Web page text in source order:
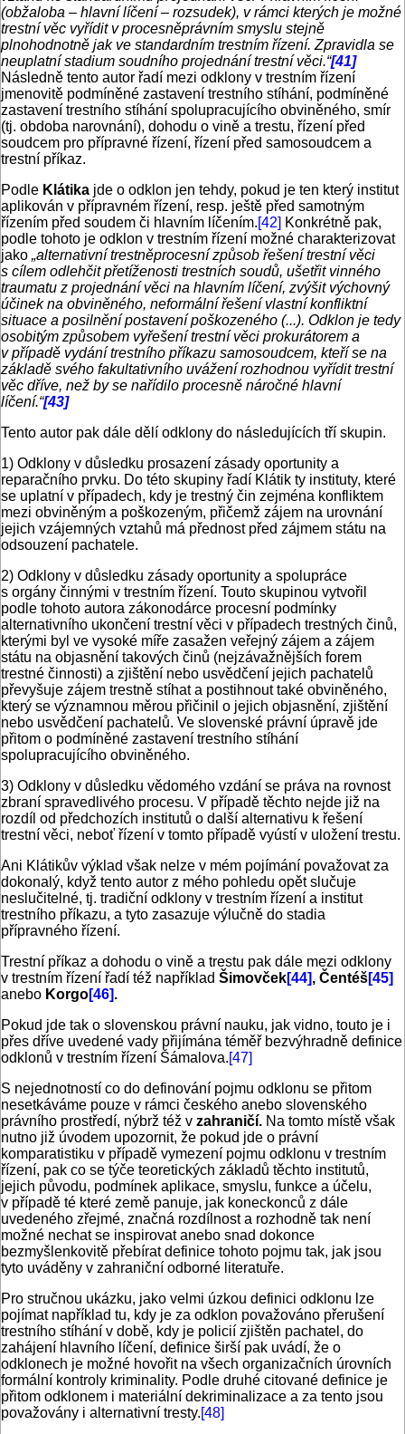
(obžaloba – hlavní líčení – rozsudek), v rámci kterých je možné
trestní věc vyřídit v procesněprávním smyslu stejně
plnohodnotně jak ve standardním trestním řízení. Zpravidla se
neuplatní stadium soudního projednání trestní věci.“[41]
Následně tento autor řadí mezi odklony v trestním řízení
jmenovitě podmíněné zastavení trestního stíhání, podmíněné
zastavení trestního stíhání spolupracujícího obviněného, smír
(tj. obdoba narovnání), dohodu o vině a trestu, řízení před
soudcem pro přípravné řízení, řízení před samosoudcem a
trestní příkaz.
Podle Klátika jde o odklon jen tehdy, pokud je ten který institut
aplikován v přípravném řízení, resp. ještě před samotným
řízením před soudem či hlavním líčením.[42] Konkrétně pak,
podle tohoto je odklon v trestním řízení možné charakterizovat
jako „alternativní trestněprocesní způsob řešení trestní věci
s cílem odlehčit přetíženosti trestních soudů, ušetřit vinného
traumatu z projednání věci na hlavním líčení, zvýšit výchovný
účinek na obviněného, neformální řešení vlastní konfliktní
situace a posilnění postavení poškozeného (...). Odklon je tedy
osobitým způsobem vyřešení trestní věci prokurátorem a
v případě vydání trestního příkazu samosoudcem, kteří se na
základě svého fakultativního uvážení rozhodnou vyřídit trestní
věc dříve, než by se nařídilo procesně náročné hlavní
líčení.“[43]
Tento autor pak dále dělí odklony do následujících tří skupin.
1) Odklony v důsledku prosazení zásady oportunity a
reparačního prvku. Do této skupiny řadí Klátik ty instituty, které
se uplatní v případech, kdy je trestný čin zejména konfliktem
mezi obviněným a poškozeným, přičemž zájem na urovnání
jejich vzájemných vztahů má přednost před zájmem státu na
odsouzení pachatele.
2) Odklony v důsledku zásady oportunity a spolupráce
s orgány činnými v trestním řízení. Touto skupinou vytvořil
podle tohoto autora zákonodárce procesní podmínky
alternativního ukončení trestní věci v případech trestných činů,
kterými byl ve vysoké míře zasažen veřejný zájem a zájem
státu na objasnění takových činů (nejzávažnějších forem
trestné činnosti) a zjištění nebo usvědčení jejich pachatelů
převyšuje zájem trestně stíhat a postihnout také obviněného,
který se významnou měrou přičinil o jejich objasnění, zjištění
nebo usvědčení pachatelů. Ve slovenské právní úpravě jde
přitom o podmíněné zastavení trestního stíhání
spolupracujícího obviněného.
3) Odklony v důsledku vědomého vzdání se práva na rovnost
zbraní spravedlivého procesu. V případě těchto nejde již na
rozdíl od předchozích institutů o další alternativu k řešení
trestní věci, neboť řízení v tomto případě vyústí v uložení trestu.
Ani Klátikův výklad však nelze v mém pojímání považovat za
dokonalý, když tento autor z mého pohledu opět slučuje
neslučitelné, tj. tradiční odklony v trestním řízení a institut
trestního příkazu, a tyto zasazuje výlučně do stadia
přípravného řízení.
Trestní příkaz a dohodu o vině a trestu pak dále mezi odklony
v trestním řízení řadí též například Šimovček[44], Čentéš[45]
anebo Korgo[46].
Pokud jde tak o slovenskou právní nauku, jak vidno, touto je i
přes dříve uvedené vady přijímána téměř bezvýhradně definice
odklonů v trestním řízení Šámalova.[47]
S nejednotností co do definování pojmu odklonu se přitom
nesetkáváme pouze v rámci českého anebo slovenského
právního prostředí, nýbrž též v zahraničí. Na tomto místě však
nutno již úvodem upozornit, že pokud jde o právní
komparatistiku v případě vymezení pojmu odklonu v trestním
řízení, pak co se týče teoretických základů těchto institutů,
jejich původu, podmínek aplikace, smyslu, funkce a účelu,
v případě té které země panuje, jak koneckonců z dále
uvedeného zřejmé, značná rozdílnost a rozhodně tak není
možné nechat se inspirovat anebo snad dokonce
bezmyšlenkovitě přebírat definice tohoto pojmu tak, jak jsou
tyto uváděny v zahraniční odborné literatuře.
Pro stručnou ukázku, jako velmi úzkou definici odklonu lze
pojímat například tu, kdy je za odklon považováno přerušení
trestního stíhání v době, kdy je policií zjištěn pachatel, do
zahájení hlavního líčení, definice širší pak uvádí, že o
odklonech je možné hovořit na všech organizačních úrovních
formální kontroly kriminality. Podle druhé citované definice je
přitom odklonem i materiální dekriminalizace a za tento jsou
považovány i alternativní tresty.[48]